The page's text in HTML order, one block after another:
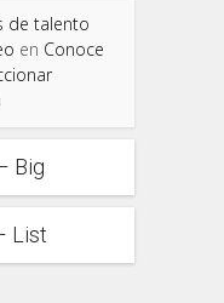
de talento
en Conoce
Big
List